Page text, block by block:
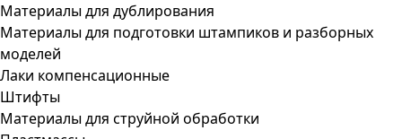
Материалы для дублирования
Материалы для подготовки штампиков и разборных
моделей
Лаки компенсационные
Штифты
Материалы для струйной обработки